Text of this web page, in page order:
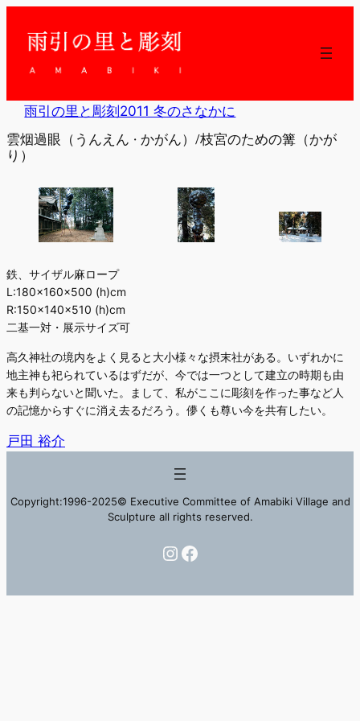
ッ
雨引の里と彫刻2011 冬のさなかに
雲烟過眼（うんえん · かがん）/枝宮のための篝（かが
り）
鉄、サイザル麻ロープ
L:180×160×500 (h)cm
R:150×140×510 (h)cm
二基一対・展示サイズ可
高久神社の境内をよく見ると大小様々な摂末社がある。いずれかに
地主神も祀られているはずだが、今では一つとして建立の時期も由
来も判らないと聞いた。まして、私がここに彫刻を作った事など人
の記憶からすぐに消え去るだろう。儚くも尊い今を共有したい。
戸田 裕介
Copyright:1996-2025© Executive Committee of Amabiki Village and
Sculpture all rights reserved.
Instagram
Facebook